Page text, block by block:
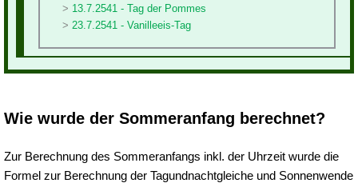
13.7.2541 - Tag der Pommes
23.7.2541 - Vanilleeis-Tag
Wie wurde der Sommeranfang berechnet?
Zur Berechnung des Sommeranfangs inkl. der Uhrzeit wurde die
Formel zur Berechnung der Tagundnachtgleiche und Sonnenwende